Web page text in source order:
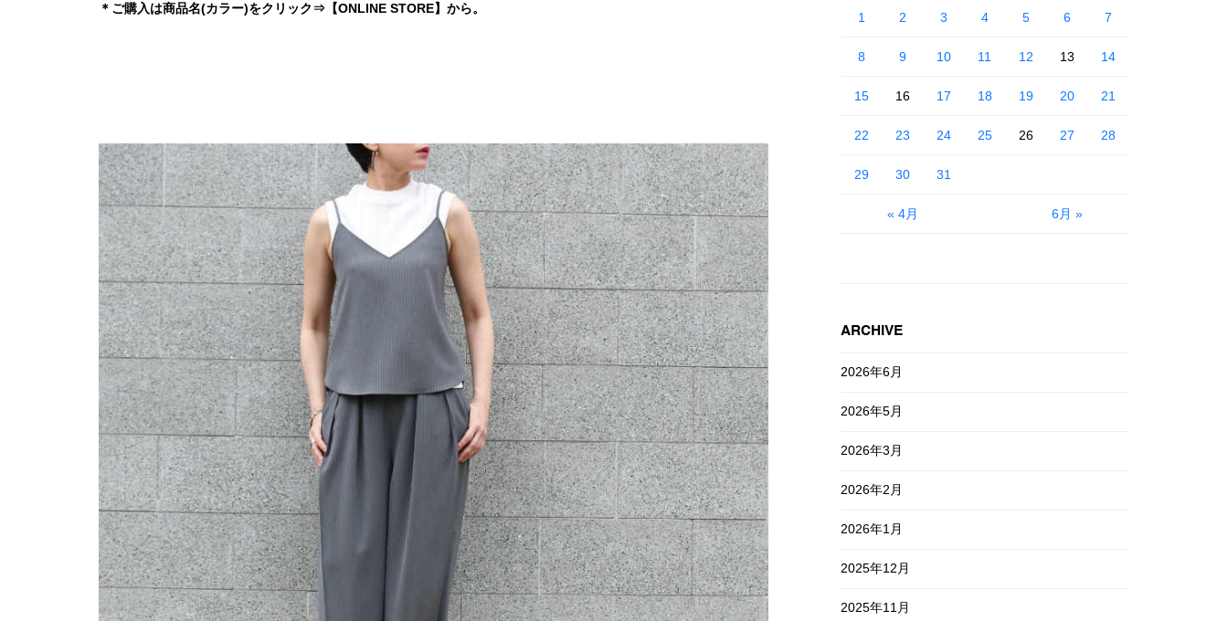
＊ご購入は商品名(カラー)をクリック⇒【ONLINE STORE】から。
« 4月 6月 »
1 2 3 4 5 6 7
8 9 10 11 12 13 14
15 16 17 18 19 20 21
22 23 24 25 26 27 28
29 30 31
ARCHIVE
2026年6月
2026年5月
2026年3月
2026年2月
2026年1月
2025年12月
2025年11月